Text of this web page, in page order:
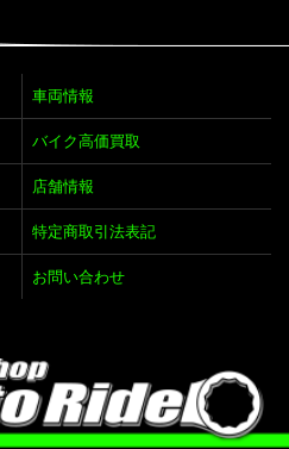
車両情報
バイク高価買取
店舗情報
特定商取引法表記
お問い合わせ